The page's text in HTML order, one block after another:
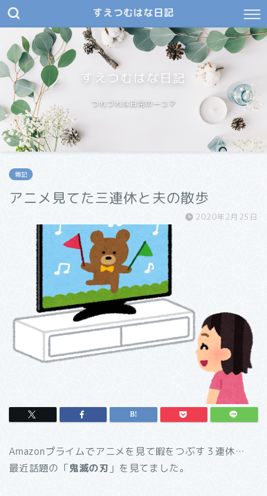
すえつむはな日記
すえつむはな日記
つれづれな日常の一コマ
雑記
アニメ見てた三連休と夫の散歩
2020年2月25日
Amazonプライムでアニメを見て暇をつぶす３連休…
最近話題の「鬼滅の刃 」を見てました。